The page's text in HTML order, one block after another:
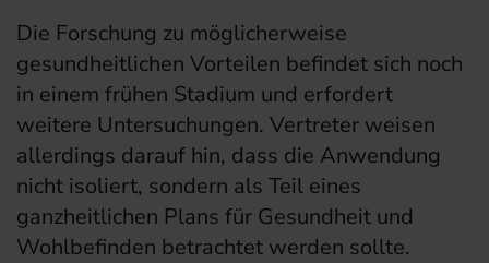
Die Forschung zu möglicherweise
gesundheitlichen Vorteilen befindet sich noch
in einem frühen Stadium und erfordert
weitere Untersuchungen. Vertreter weisen
allerdings darauf hin, dass die Anwendung
nicht isoliert, sondern als Teil eines
ganzheitlichen Plans für Gesundheit und
Wohlbefinden betrachtet werden sollte.